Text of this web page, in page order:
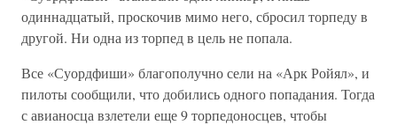
одиннадцатый, проскочив мимо него, сбросил торпеду в
другой. Ни одна из торпед в цель не попала.
Все «Суордфиши» благополучно сели на «Арк Ройял», и
пилоты сообщили, что добились одного попадания. Тогда
с авианосца взлетели еще 9 торпедоносцев, чтобы